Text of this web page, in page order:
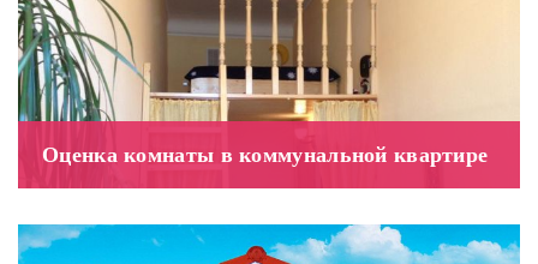
Оценка комнаты в коммунальной квартире